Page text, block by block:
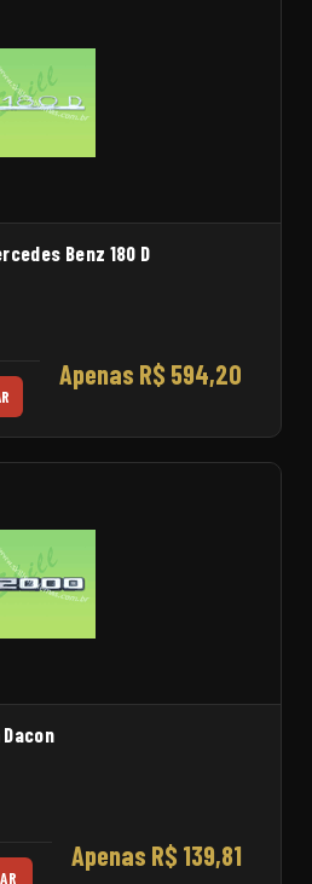
Benz 180 D
Apenas R$ 594,20
Apenas R$ 139,81